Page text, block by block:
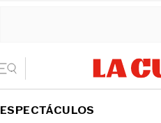
ESPECTÁCULOS